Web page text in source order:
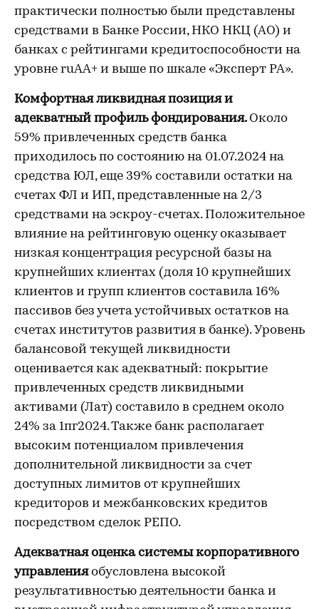
практически полностью были представлены
средствами в Банке России, НКО НКЦ (АО) и
банках с рейтингами кредитоспособности на
уровне ruАА+ и выше по шкале «Эксперт РА».
Комфортная ликвидная позиция и
адекватный профиль фондирования. Около
59% привлеченных средств банка
приходилось по состоянию на 01.07.2024 на
средства ЮЛ, еще 39% составили остатки на
счетах ФЛ и ИП, представленные на 2/3
средствами на эскроу-счетах. Положительное
влияние на рейтинговую оценку оказывает
низкая концентрация ресурсной базы на
крупнейших клиентах (доля 10 крупнейших
клиентов и групп клиентов составила 16%
пассивов без учета устойчивых остатков на
счетах институтов развития в банке). Уровень
балансовой текущей ликвидности
оценивается как адекватный: покрытие
привлеченных средств ликвидными
активами (Лат) составило в среднем около
24% за 1пг2024. Также банк располагает
высоким потенциалом привлечения
дополнительной ликвидности за счет
доступных лимитов от крупнейших
кредиторов и межбанковских кредитов
посредством сделок РЕПО.
Адекватная оценка системы корпоративного
управленияобусловлена высокой
результативностью деятельности банка и